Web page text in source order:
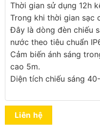
Thời gian sử dụng 12h
Trong khi thời gian sạc
Đây là dòng đèn chiếu
nước theo tiêu chuẩn
Cảm biến ánh sáng
cao 5m.
Diện tích chiếu sáng
Liên hệ